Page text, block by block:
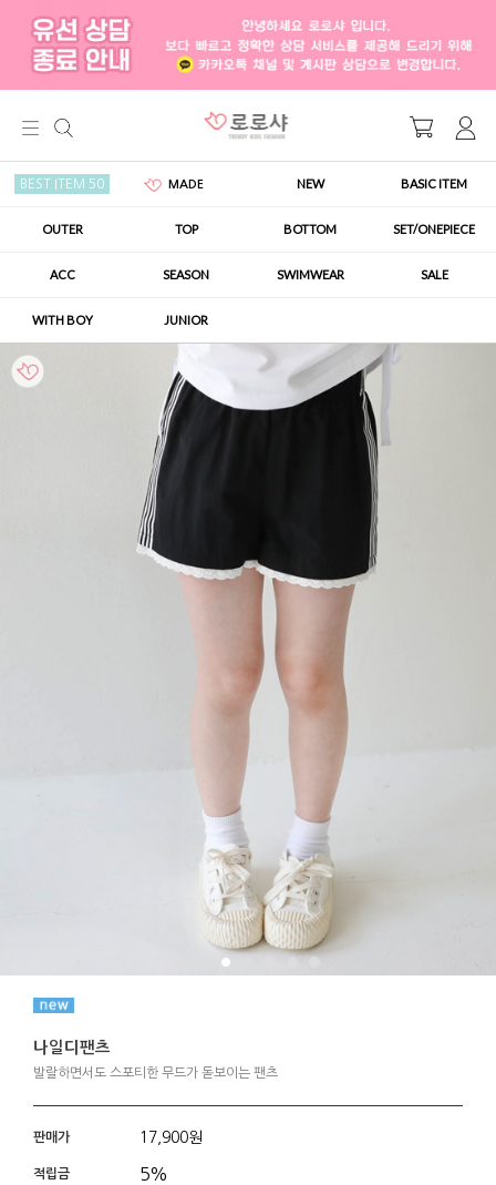
BEST ITEM 50 MADE NEW BASIC ITEM
OUTER TOP BOTTOM SET/ONEPIECE
ACC SEASON SWIMWEAR SALE
WITH BOY JUNIOR
나일디팬츠
발랄하면서도 스포티한 무드가 돋보이는 팬츠
판매가 17,900원
적립금 5%